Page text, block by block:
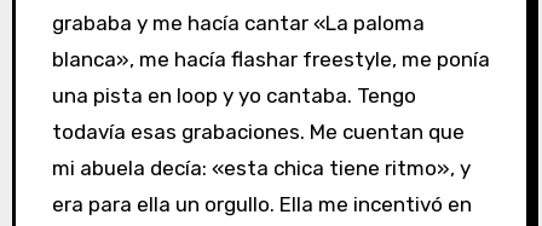
grababa y me hacía cantar «La paloma
blanca», me hacía flashar freestyle, me ponía
una pista en loop y yo cantaba. Tengo
todavía esas grabaciones. Me cuentan que
mi abuela decía: «esta chica tiene ritmo», y
era para ella un orgullo. Ella me incentivó en